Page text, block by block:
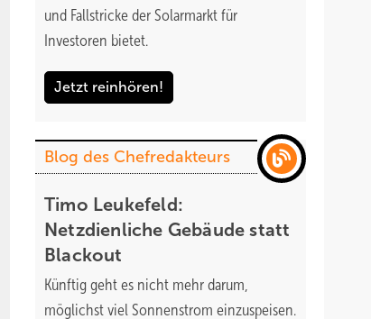
und Fallstricke der Solarmarkt für
Investoren bietet.
Jetzt reinhören!
Blog des Chefredakteurs
Timo Leukefeld:
Netzdienliche Gebäude statt
Blackout
Künftig geht es nicht mehr darum,
möglichst viel Sonnenstrom einzuspeisen.